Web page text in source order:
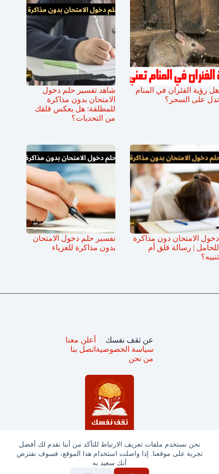
نحن نستخدم ملفات تعريف الارتباط للتأكد من أننا نقدم لك أفضل
تجربة على موقعنا. إذا واصلت استخدام هذا الموقع، فسوف نفترض
أنك سعيد به
هل رؤية الفئران في المنام
تدل على السحر؟
شاهد تفسير حلم دخول
الامتحان بدون مذاكرة
للمطلقة: هل يعكس قلقك
من التحديات؟
دخول الامتحان دون مذاكرة
للحامل | رسالة قلق أم
تنبيه؟
تفسير حلم دخول الامتحان
بدون مذاكرة للعزباء
جميع الحقوق محفوظة © ثقف نفسك 2025
عن ثقف نفسك
سياسة الخصوصية
من نحن
أعلن معنا
اتصل بنا